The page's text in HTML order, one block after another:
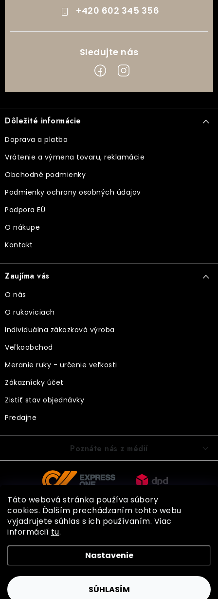
Táto webová stránka používa súbory
cookies. Ďalším prechádzaním tohto webu
vyjadrujete súhlas s ich používaním. Viac
informácií tu.
Nastavenie
SÚHLASÍM
+420 602 345 356
á
p
ä
e
Dôležité informácie
Doprava a platba
Vrátenie a výmena tovaru, reklamácie
Obchodné podmienky
Podmienky ochrany osobných údajov
Podpora EÚ
O nákupe
Kontakt
Zaujíma vás
O nás
O rukaviciach
Individuálna zákazková výroba
Veľkoobchod
Meranie ruky - určenie veľkosti
Zákaznícky účet
Zistiť stav objednávky
Predajne
Poznáte nás z médií
Shoptet
BOHEMIA GLOVES. Všetky práva vyhradené.